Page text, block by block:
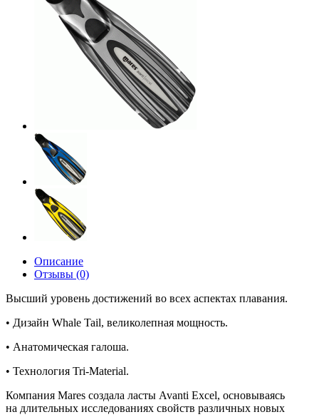
Описание
Отзывы (0)
Высший уровень достижений во всех аспектах плавания.
• Дизайн Whale Tail, великолепная мощность.
• Анатомическая галоша.
• Технология Tri-Material.
Компания Mares создала ласты Avanti Excel, основываясь
на длительных исследованиях свойств различных новых